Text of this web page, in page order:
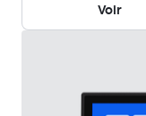
Voir